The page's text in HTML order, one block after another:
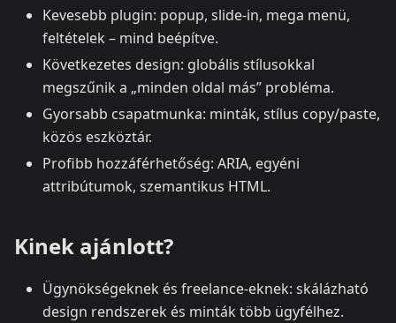
Kevesebb plugin: popup, slide‑in, mega menü,
feltételek – mind beépítve.
Következetes design: globális stílusokkal
megszűnik a „minden oldal más” probléma.
Gyorsabb csapatmunka: minták, stílus copy/paste,
közös eszköztár.
Profibb hozzáférhetőség: ARIA, egyéni
attribútumok, szemantikus HTML.
Kinek ajánlott?
Ügynökségeknek és freelance‑eknek: skálázható
design rendszerek és minták több ügyfélhez.